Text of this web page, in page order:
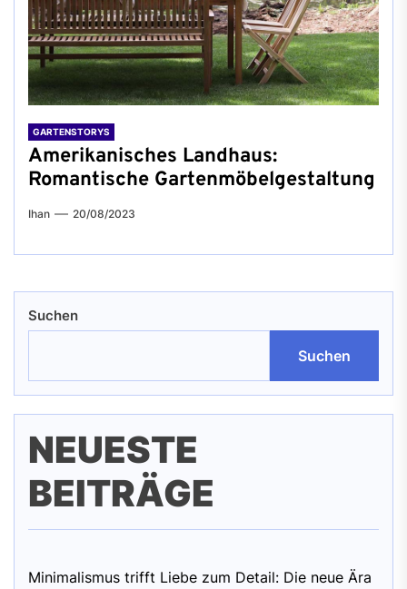
GARTENSTORYS
Amerikanisches Landhaus:
Romantische Gartenmöbelgestaltung
Ihan 20/08/2023
Suchen
Suchen
NEUESTE
BEITRÄGE
Minimalismus trifft Liebe zum Detail: Die neue Ära